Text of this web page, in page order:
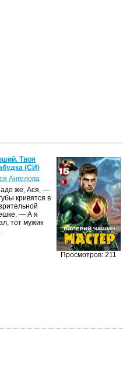
Твоя
(СИ)
Ангелова
же, Ася, —
кривятся в
— А я
тот мужик
Просмотров: 211